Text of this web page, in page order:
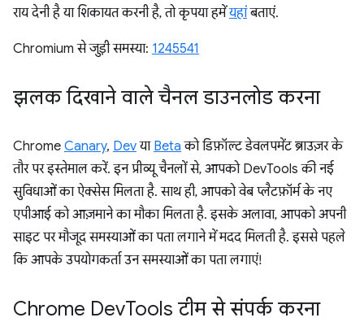
राय देनी है या शिकायत करनी है, तो कृपया हमेंयहांबताएं.
Chromium से जुड़ी समस्या: 1245541
झलक दिखाने वाले चैनल डाउनलोड करना
Chrome Canary, Devया Beta को डिफ़ॉल्ट डेवलपमेंट ब्राउज़र के
तौर पर इस्तेमाल करें. इन प्रीव्यू चैनलों से, आपको DevTools की नई
सुविधाओं का ऐक्सेस मिलता है. साथ ही, आपको वेब प्लैटफ़ॉर्म के नए
एपीआई को आज़माने का मौका मिलता है. इसके अलावा, आपको अपनी
साइट पर मौजूद समस्याओं का पता लगाने में मदद मिलती है. इससे पहले
कि आपके उपयोगकर्ता उन समस्याओं का पता लगाएं!
Chrome DevTools टीम से संपर्क करना